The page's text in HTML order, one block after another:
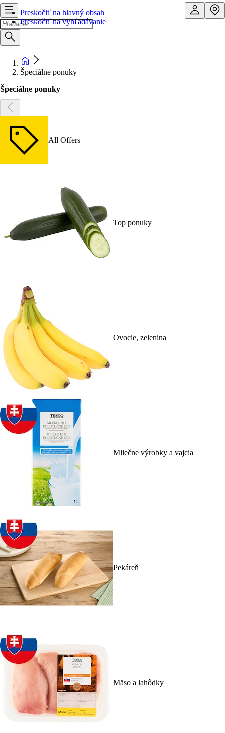
Preskočiť na hlavný obsah
Preskočiť na vyhľadávanie
Špeciálne ponuky
Špeciálne ponuky
All Offers
Top ponuky
Ovocie, zelenina
Mliečne výrobky a vajcia
Pekáreň
Mäso a lahôdky